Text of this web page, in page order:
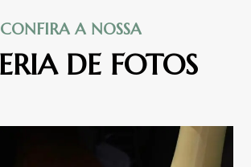
CONFIRA A NOSSA
DE FOTOS